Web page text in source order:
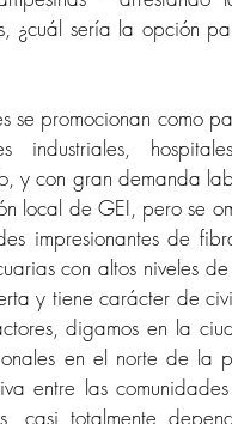
¿cuál sería la opción
se promocionan como
industriales,
y con gran demanda
local de GEI, pero se
impresionantes de
con altos niveles
y tiene carácter de
digamos en la
en el norte de la
entre las
casi totalmente